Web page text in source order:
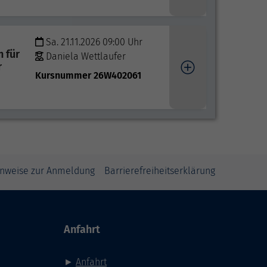
für
Sa. 21.11.2026 09:00 Uhr
Daniela Wettlaufer
Kursnummer 26W402061
zur Anmeldung Barrierefreiheitserklärung
Anfahrt
► Anfahrt